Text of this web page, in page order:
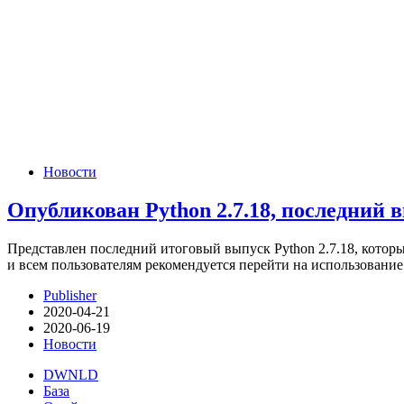
Новости
Опубликован Python 2.7.18, последний
Представлен последний итоговый выпуск Python 2.7.18,
и всем пользователям рекомендуется перейти на
Publisher
2020-04-21
2020-06-19
Новости
DWNLD
База